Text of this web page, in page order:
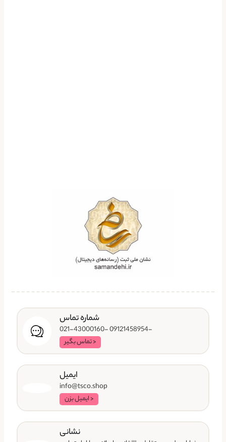
شماره تماس
-09121458954 -021-43000160
< تماس بگیر
ایمیل
info@tsco.shop
< ایمیل بزن
نشانی